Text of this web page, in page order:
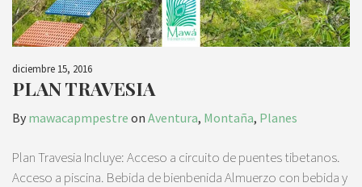
diciembre 15, 2016
PLAN TRAVESIA
By mawacapmpestre on Aventura, Montaña, Planes
Plan Travesia Incluye: Acceso a circuito de puentes tibetanos.
Acceso a piscina. Bebida de bienbenida Almuerzo con bebida y